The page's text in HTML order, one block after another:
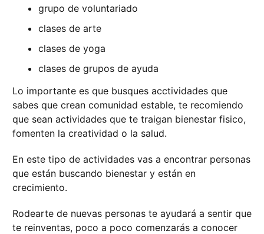
grupo de voluntariado
clases de arte
clases de yoga
clases de grupos de ayuda
Lo importante es que busques acctividades que
sabes que crean comunidad estable, te recomiendo
que sean actividades que te traigan bienestar fisico,
fomenten la creatividad o la salud.
En este tipo de actividades vas a encontrar personas
que están buscando bienestar y están en
crecimiento.
Rodearte de nuevas personas te ayudará a sentir que
te reinventas, poco a poco comenzarás a conocer